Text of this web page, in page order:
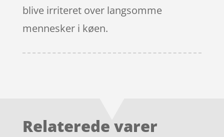
blive irriteret over langsomme
mennesker i køen.
Relaterede varer